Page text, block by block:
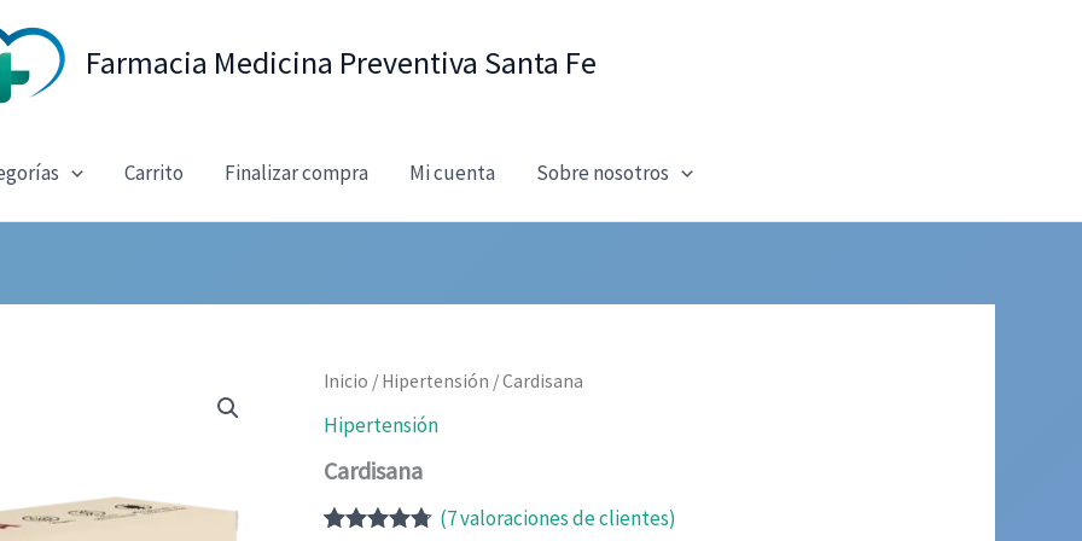
Farmacia Medicina Preventiva Santa Fe
Carrito Finalizar compra Mi cuenta Sobre nosotros
Inicio / Hipertensión / Cardisana
Hipertensión
Cardisana
(7valoraciones de clientes)